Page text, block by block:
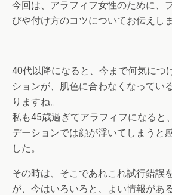
今回は、アラフィフ女性のために、
びや付け方のコツについてお伝えしま
40代以降になると、今まで何気につ
ションが、肌色に合わなくなってい
りますね。
私も45歳過ぎてアラフィフになると
デーションでは顔が浮いてしまうと
した。
その時は、そこであれこれ試行錯誤
が、今はいろいろと、よい情報があ